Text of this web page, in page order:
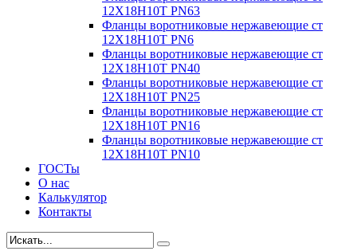
12Х18Н10Т PN63
Фланцы воротниковые нержавеющие ст
12Х18Н10Т PN6
Фланцы воротниковые нержавеющие ст
12Х18Н10Т PN40
Фланцы воротниковые нержавеющие ст
12Х18Н10Т PN25
Фланцы воротниковые нержавеющие ст
12Х18Н10Т PN16
Фланцы воротниковые нержавеющие ст
12Х18Н10Т PN10
ГОСТы
О нас
Калькулятор
Контакты